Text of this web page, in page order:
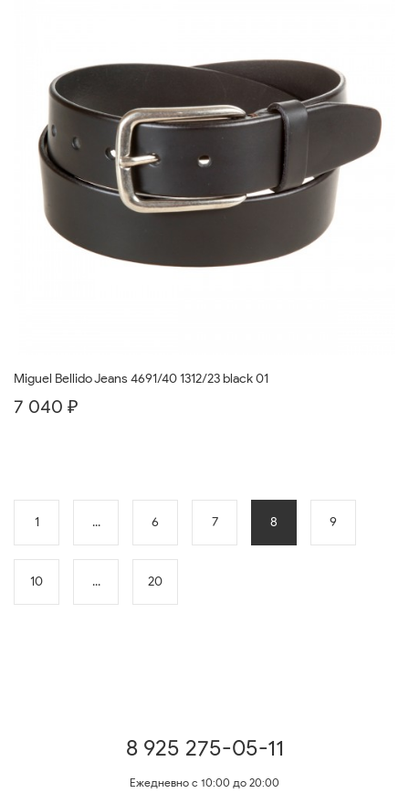
Miguel Bellido Jeans 4691/40 1312/23 black 01
7 040 ₽
1 ... 6 7 8 9
10 ... 20
8 925 275-05-11
Ежедневно с 10:00 до 20:00